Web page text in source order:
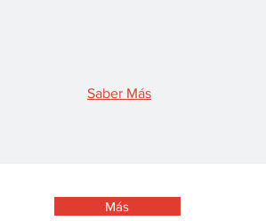
Saber Más
Más